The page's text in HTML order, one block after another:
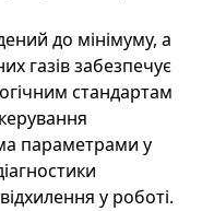
до мінімуму, а
газів забезпечує
стандартам
параметрами у
у роботі.